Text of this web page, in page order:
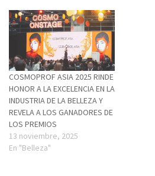
COSMOPROF ASIA 2025 RINDE
HONOR A LA EXCELENCIA EN LA
INDUSTRIA DE LA BELLEZA Y
REVELA A LOS GANADORES DE
LOS PREMIOS
13 noviembre, 2025
En "Belleza"